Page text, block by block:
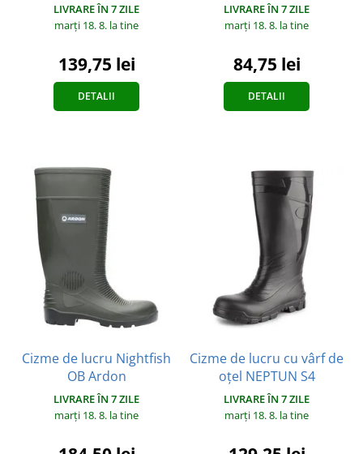
LIVRARE ÎN 7 ZILE
marți 18. 8. la tine
139,75 lei
DETALII
LIVRARE ÎN 7 ZILE
marți 18. 8. la tine
84,75 lei
DETALII
Cizme de lucru Nightfish
OB Ardon
LIVRARE ÎN 7 ZILE
marți 18. 8. la tine
Cizme de lucru cu vârf de
oțel NEPTUN S4
LIVRARE ÎN 7 ZILE
marți 18. 8. la tine